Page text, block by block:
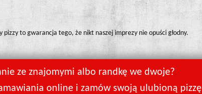
to gwarancja tego, że nikt naszej imprezy nie opuści głodny.
ze znajomymi albo randkę we dwoje?
online i zamów swoją ulubioną pizzę